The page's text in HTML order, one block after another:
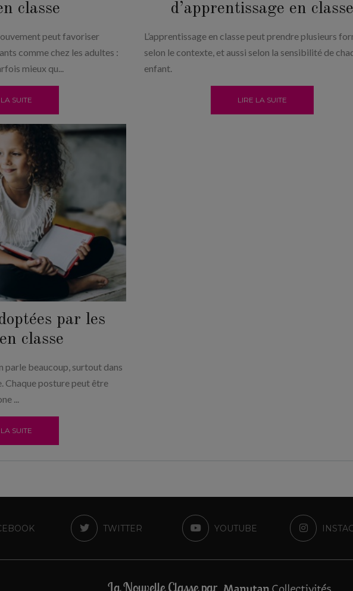
classe
peut favoriser
comme chez les adultes :
mieux qu...
SUITE
d’apprentissage en classe
L’apprentissage en classe peut prendre plusieurs
selon le contexte, et aussi selon la sensibilité de
enfant.
LIRE LA SUITE
par les
classe
parle beaucoup, surtout dans
Chaque posture peut être
...
SUITE
TWITTER YOUTUBE
La Nouvelle Classe par